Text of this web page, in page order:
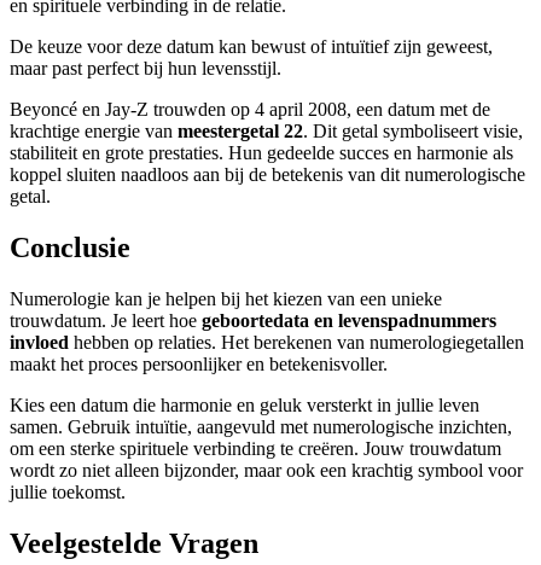
en spirituele verbinding in de relatie.
De keuze voor deze datum kan bewust of intuïtief zijn geweest,
maar past perfect bij hun levensstijl.
Beyoncé en Jay-Z trouwden op 4 april 2008, een datum met de
krachtige energie van meestergetal 22. Dit getal symboliseert visie,
stabiliteit en grote prestaties. Hun gedeelde succes en harmonie als
koppel sluiten naadloos aan bij de betekenis van dit numerologische
getal.
Conclusie
Numerologie kan je helpen bij het kiezen van een unieke
trouwdatum. Je leert hoe geboortedata en levenspadnummers
invloed hebben op relaties. Het berekenen van numerologiegetallen
maakt het proces persoonlijker en betekenisvoller.
Kies een datum die harmonie en geluk versterkt in jullie leven
samen. Gebruik intuïtie, aangevuld met numerologische inzichten,
om een sterke spirituele verbinding te creëren. Jouw trouwdatum
wordt zo niet alleen bijzonder, maar ook een krachtig symbool voor
jullie toekomst.
Veelgestelde Vragen